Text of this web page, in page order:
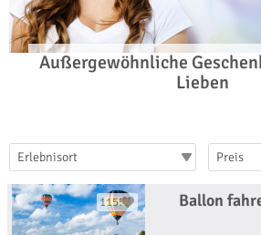
Außergewöhnliche
Lieben
Erlebnisort Preis
1155 Ballon